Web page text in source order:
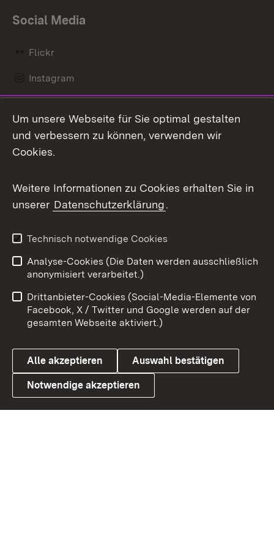
Social Media
Flickr
Instagram
Mastodon
Messenger
Social Wall
X / Twitter
Youtube
Link zum Landesportal
Benutzungshinweise
Barrierefreiheit
Datenschutz
Cookies
Um unsere Webseite für Sie optimal gestalten
und verbessern zu können, verwenden wir
Cookies.
Weitere Informationen zu Cookies erhalten Sie in
unserer Datenschutzerklärung.
Technisch notwendige Cookies
Analyse-Cookies (Die Daten werden ausschließlich
anonymisiert verarbeitet.)
Drittanbieter-Cookies (Social-Media-Elemente von
Facebook, X / Twitter und Google werden auf der
gesamten Webseite aktiviert.)
Alle akzeptieren Auswahl bestätigen
Notwendige akzeptieren